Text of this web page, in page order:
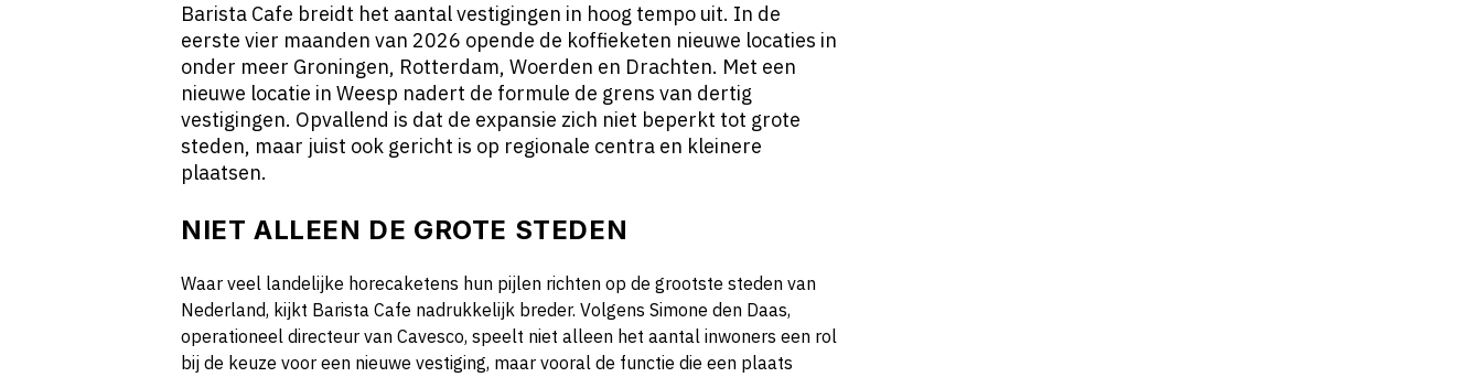
Barista Cafe breidt het aantal vestigingen in hoog tempo uit. In de
eerste vier maanden van 2026 opende de koffieketen nieuwe locaties in
onder meer Groningen, Rotterdam, Woerden en Drachten. Met een
nieuwe locatie in Weesp nadert de formule de grens van dertig
vestigingen. Opvallend is dat de expansie zich niet beperkt tot grote
steden, maar juist ook gericht is op regionale centra en kleinere
plaatsen.
NIET ALLEEN DE GROTE STEDEN
Waar veel landelijke horecaketens hun pijlen richten op de grootste steden van
Nederland, kijkt Barista Cafe nadrukkelijk breder. Volgens Simone den Daas,
operationeel directeur van Cavesco, speelt niet alleen het aantal inwoners een rol
bij de keuze voor een nieuwe vestiging, maar vooral de functie die een plaats